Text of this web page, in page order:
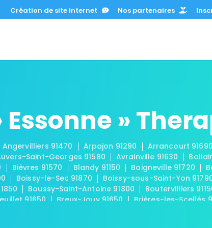
Création de site internet Nos partenaires
»
Angervilliers 91470 Arpajon 91290 Arrancourt 91690
Saint-Georges 91580 Avrainville 91630
Bièvres 91570 Blandy 91150 Boigneville 91720
Boissy-le-Sec 91870 Boissy-sous-Saint-Yon
Boussy-Saint-Antoine 91800 Boutervilliers
91650 Breux-Jouy 91650 Brières-les-Scellés